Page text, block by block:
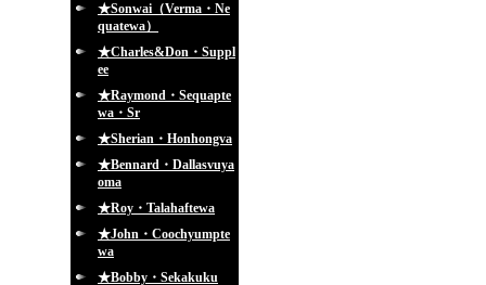
★Sonwai（Verma・Ne
quatewa）
★Charles&Don・Suppl
ee
★Raymond・Sequapte
wa・Sr
★Sherian・Honhongva
★Bennard・Dallasvuya
oma
★Roy・Talahaftewa
★John・Coochyumpte
wa
★Bobby・Sekakuku